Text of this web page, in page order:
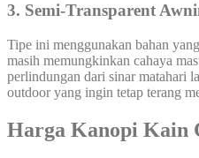
3. Semi-Transparent
Tipe ini menggunakan bahan
masih memungkinkan cahaya
perlindungan dari sinar matahari
outdoor yang ingin tetap terang
Harga Kanopi Kain